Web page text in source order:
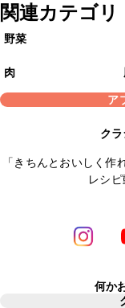
関連カテゴリ
野菜
肉
ア
ク
「きちんとおいしく
レシ
何か